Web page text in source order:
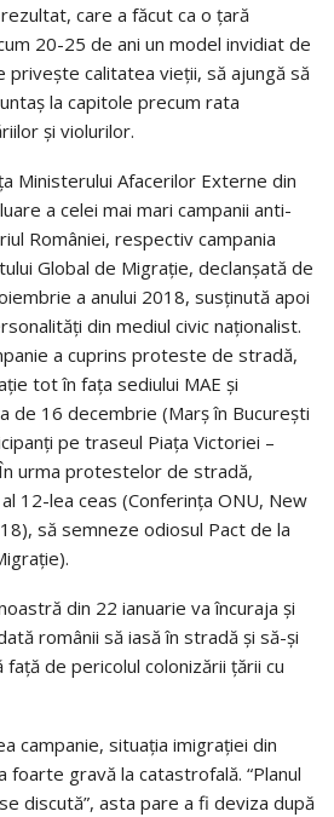
care a făcut ca o țară
20-25 de ani un model invidiat de
privește calitatea vieții, să ajungă să
la capitole precum rata
și violurilor.
Ministerului Afacerilor Externe din
a celei mai mari campanii anti-
României, respectiv campania
Global de Migrație, declanșată de
a anului 2018, susținută apoi
din mediul civic naționalist.
a cuprins proteste de stradă,
tot în fața sediului MAE și
de 16 decembrie (Marș în București
pe traseul Piața Victoriei –
urma protestelor de stradă,
12-lea ceas (Conferința ONU, New
să semneze odiosul Pact de la
din 22 ianuarie va încuraja și
românii să iasă în stradă și să-și
de pericolul colonizării țării cu
campanie, situația imigrației din
foarte gravă la catastrofală. “Planul
discută”, asta pare a fi deviza după